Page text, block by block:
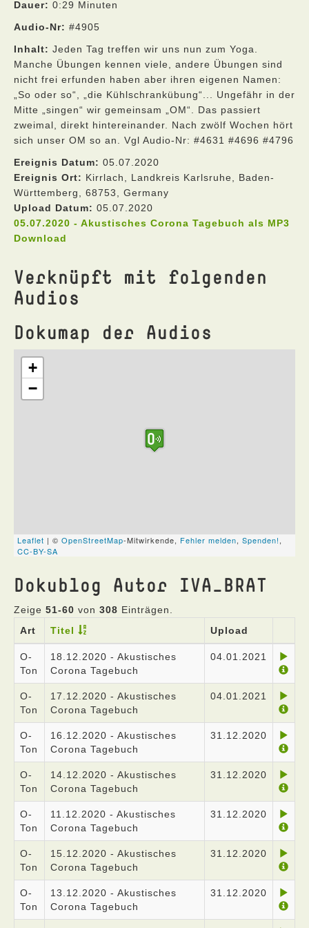
Dauer: 0:29 Minuten
Audio-Nr: #4905
Inhalt: Jeden Tag treffen wir uns nun zum Yoga.
Manche Übungen kennen viele, andere Übungen sind
nicht frei erfunden haben aber ihren eigenen Namen:
„So oder so“, „die Kühlschrankübung“... Ungefähr in der
Mitte „singen“ wir gemeinsam „OM“. Das passiert
zweimal, direkt hintereinander. Nach zwölf Wochen hört
sich unser OM so an. Vgl Audio-Nr: #4631 #4696 #4796
Ereignis Datum: 05.07.2020
Ereignis Ort: Kirrlach, Landkreis Karlsruhe, Baden-
Württemberg, 68753, Germany
Upload Datum: 05.07.2020
05.07.2020 - Akustisches Corona Tagebuch als MP3
Download
Verknüpft mit folgenden
Audios
Dokumap der Audios
Dokublog Autor IVA_BRAT
Zeige 51-60 von 308 Einträgen.
Art
Titel Upload
O-
Ton
18.12.2020 - Akustisches
Corona Tagebuch
04.01.2021
O-
Ton
17.12.2020 - Akustisches
Corona Tagebuch
04.01.2021
O-
Ton
16.12.2020 - Akustisches
Corona Tagebuch
31.12.2020
O-
Ton
14.12.2020 - Akustisches
Corona Tagebuch
31.12.2020
O-
Ton
11.12.2020 - Akustisches
Corona Tagebuch
31.12.2020
O-
Ton
15.12.2020 - Akustisches
Corona Tagebuch
31.12.2020
O-
Ton
13.12.2020 - Akustisches
Corona Tagebuch
31.12.2020